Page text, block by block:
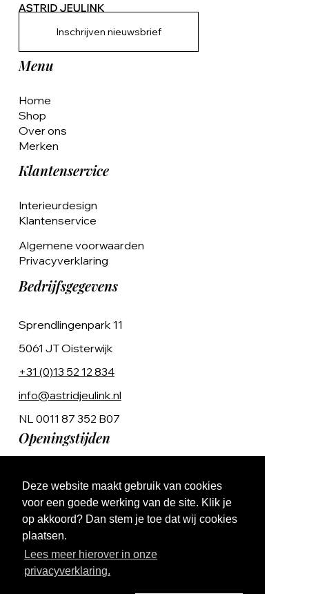
Deze website maakt gebruik van cookies
voor een goede werking van de site. Klik je
op akkoord? Dan stem je toe dat wij cookies
plaatsen.
Lees meer hierover in onze
privacyverklaring.
Inschrijven nieuwsbrief
Menu
Home
Shop
Over ons
Merken
Klantenservice
Interieurdesign
Klantenservice
Algemene voorwaarden
Privacyverklaring
Bedrijfsgegevens
Sprendlingenpark 11
5061 JT Oisterwijk
+31 (0)13 52 12 834
info@astridjeulink.nl
NL 0011 87 352 B07
Openingstijden
Ma t/m Vr 9:00 - 17:00